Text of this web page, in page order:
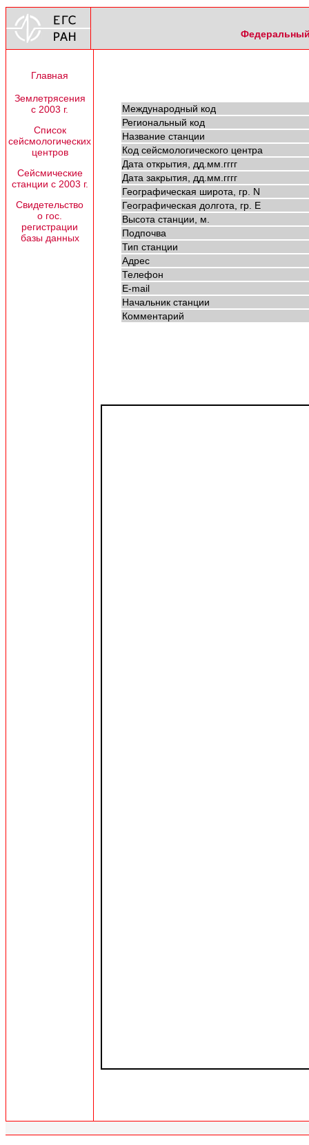
Федеральный
Главная
Землетрясения
с 2003 г.
Список
сейсмологических
центров
Сейсмические
станции с 2003 г.
Свидетельство
о гос.
регистрации
базы данных
Международный код
Региональный код
Название станции
Код сейсмологического центра
Дата открытия, дд.мм.гггг
Дата закрытия, дд.мм.гггг
Географическая широта, гр. N
Географическая долгота, гр. E
Высота станции, м.
Подпочва
Тип станции
Адрес
Телефон
E-mail
Начальник станции
Комментарий